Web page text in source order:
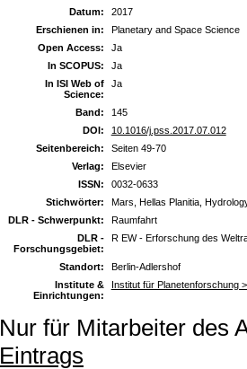
Datum:
2017
Erschienen in:
Planetary and Space Science
Open Access:
Ja
In SCOPUS:
Ja
In ISI Web of
Science:
Ja
Band:
145
DOI:
10.1016/j.pss.2017.07.012
Seitenbereich:
Seiten 49-70
Verlag:
Elsevier
ISSN:
0032-0633
Stichwörter:
Mars, Hellas Planitia,
DLR - Schwerpunkt:
Raumfahrt
DLR -
Forschungsgebiet:
R EW - Erforschung des
Standort:
Berlin-Adlershof
Institute &
Einrichtungen:
Institut für Planetenforschung
Nur für Mitarbeiter des
Eintrags